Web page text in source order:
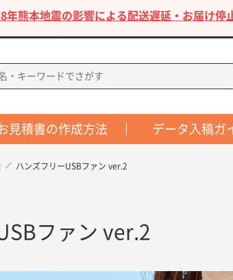
8年熊本地震の影響による配送遅延・お届け停
見積書の作成方法 データ入稿ガ
ハンズフリーUSBファン ver.2
ファン ver.2